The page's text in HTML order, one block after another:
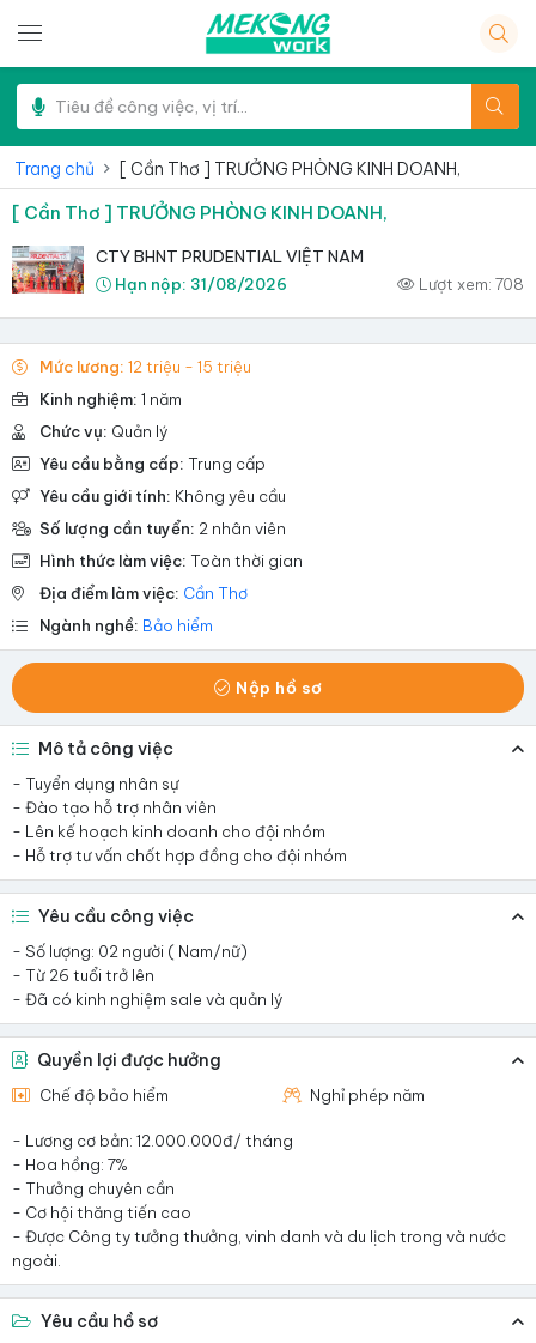
Trang chủ [ Cần Thơ ] TRƯỞNG PHÒNG KINH DOANH,
[ Cần Thơ ] TRƯỞNG PHÒNG KINH DOANH,
CTY BHNT PRUDENTIAL VIỆT NAM
Hạn nộp: 31/08/2026 Lượt xem: 708
Mức lương: 12 triệu - 15 triệu
Kinh nghiệm: 1 năm
Chức vụ: Quản lý
Yêu cầu bằng cấp: Trung cấp
Yêu cầu giới tính: Không yêu cầu
Số lượng cần tuyển: 2 nhân viên
Hình thức làm việc: Toàn thời gian
Địa điểm làm việc: Cần Thơ
Ngành nghề: Bảo hiểm
Nộp hồ sơ
Mô tả công việc
- Tuyển dụng nhân sự
- Đào tạo hỗ trợ nhân viên
- Lên kế hoạch kinh doanh cho đội nhóm
- Hỗ trợ tư vấn chốt hợp đồng cho đội nhóm
Yêu cầu công việc
- Số lượng: 02 người ( Nam/nữ)
- Từ 26 tuổi trở lên
- Đã có kinh nghiệm sale và quản lý
Quyền lợi được hưởng
Chế độ bảo hiểm Nghỉ phép năm
- Lương cơ bản: 12.000.000đ/ tháng
- Hoa hồng: 7%
- Thưởng chuyên cần
- Cơ hội thăng tiến cao
- Được Công ty tưởng thưởng, vinh danh và du lịch trong và nước
ngoài.
Yêu cầu hồ sơ